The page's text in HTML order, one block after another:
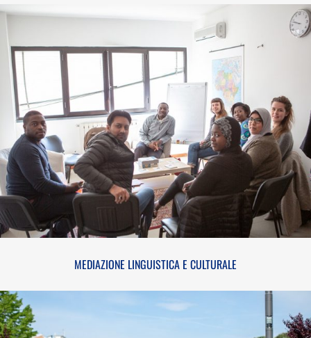
MEDIAZIONE LINGUISTICA E CULTURALE
MEDIAZIONE LINGUISTICA E CULTURALE